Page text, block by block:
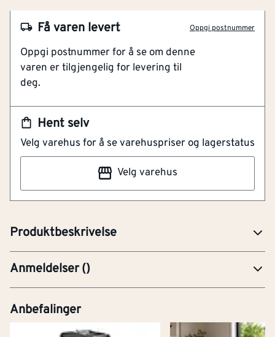
Hent selv
Velg varehus for å se varehuspriser og lagerstatus
Velg varehus
Få varen levert Oppgi postnummer
Oppgi postnummer for å se om denne
varen er tilgjengelig for levering til
deg.
Produktbeskrivelse
NOBB 55834565
Artikkelnummer 101396232
Knopp lexington 30mm pol-messing sb polert messing.
Knopp av messing. Moderne design som passer til de
fleste skuffer og skap. Leveres inkludert skrue. Finnes
Anmeldelser()
Anbefalinger